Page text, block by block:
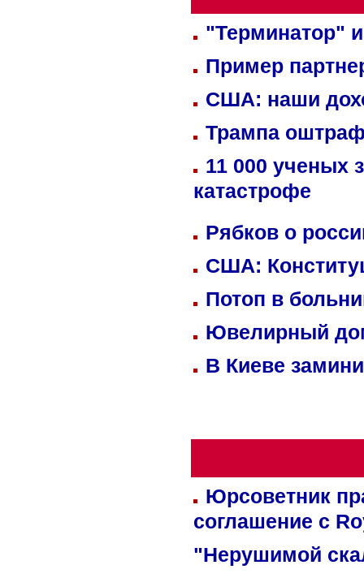
"Терминатор"
Пример
США: наши
Трампа
11 000 ученых
катастрофе
Рябков о
США:
Потоп в
Ювелирный
В Киеве
Юрсоветник
соглашение с
"Нерушимой